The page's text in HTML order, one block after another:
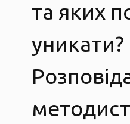
та яких
уникати?